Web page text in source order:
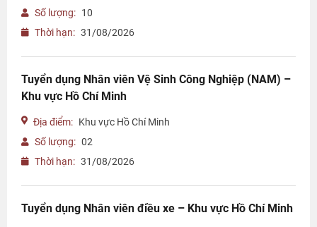
Số lượng: 10
Thời hạn: 31/08/2026
Tuyển dụng Nhân viên Vệ Sinh Công Nghiệp (NAM) –
Khu vực Hồ Chí Minh
Địa điểm: Khu vực Hồ Chí Minh
Số lượng: 02
Thời hạn: 31/08/2026
Tuyển dụng Nhân viên điều xe – Khu vực Hồ Chí Minh